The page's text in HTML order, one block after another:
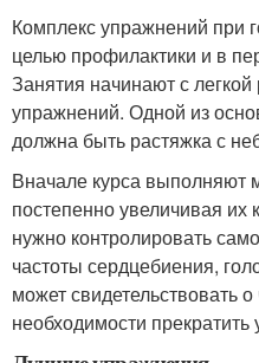
Комплекс упражнений при
целью профилактики и в
Занятия начинают с
упражнений. Одной из
должна быть растяжка с
Вначале курса выполняют
постепенно увеличивая их
нужно контролировать
частоты сердцебиения,
может свидетельствовать
необходимости